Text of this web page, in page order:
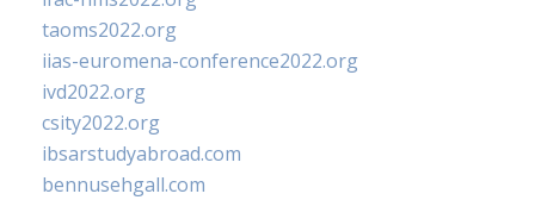
taoms2022.org
iias-euromena-conference2022.org
ivd2022.org
csity2022.org
ibsarstudyabroad.com
bennusehgall.com